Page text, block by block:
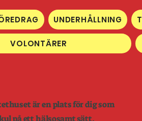
UNDERHÅLLNING
VOLONTÄRER
är en plats för dig som
på ett hälsosamt sätt.